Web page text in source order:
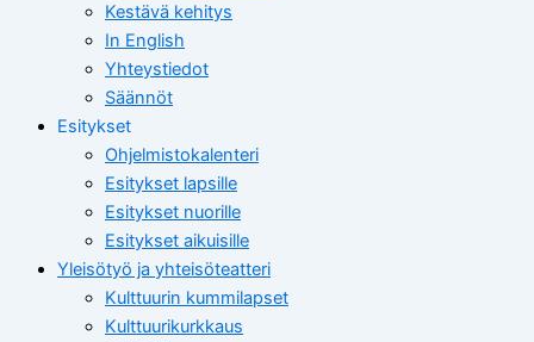
Kestävä kehitys
In English
Yhteystiedot
Säännöt
Esitykset
Ohjelmistokalenteri
Esitykset lapsille
Esitykset nuorille
Esitykset aikuisille
Yleisötyö ja yhteisöteatteri
Kulttuurin kummilapset
Kulttuurikurkkaus